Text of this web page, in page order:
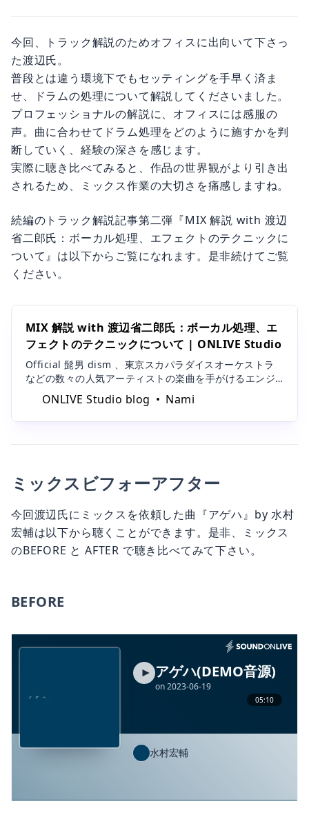
今回、トラック解説のためオフィスに出向いて下さっ
た渡辺氏。
普段とは違う環境下でもセッティングを手早く済ま
せ、ドラムの処理について解説してくださいました。
プロフェッショナルの解説に、オフィスには感服の
声。曲に合わせてドラム処理をどのように施すかを判
断していく、経験の深さを感じます。
実際に聴き比べてみると、作品の世界観がより引き出
されるため、ミックス作業の大切さを痛感しますね。
続編のトラック解説記事第二弾『MIX 解説 with 渡辺
省二郎氏：ボーカル処理、エフェクトのテクニックに
ついて』は以下からご覧になれます。是非続けてご覧
ください。
MIX 解説 with 渡辺省二郎氏：ボーカル処理、エ
フェクトのテクニックについて | ONLIVE Studio
Official 髭男 dism 、東京スカパラダイスオーケストラ
などの数々の人気アーティストの楽曲を手がけるエンジ
ニア界の巨匠、渡辺省二郎氏が実際にトラックに施した
ミックス処理をご本人に解説いただく本シリーズ。前回
の第一弾『MIX解説with渡辺省二郎氏：ドラムに施した
ONLIVE Studio blog Nami
ミックスビフォーアフター
今回渡辺氏にミックスを依頼した曲『アゲハ』by 水村
宏輔は以下から聴くことができます。是非、ミックス
のBEFORE と AFTER で聴き比べてみて下さい。
BEFORE